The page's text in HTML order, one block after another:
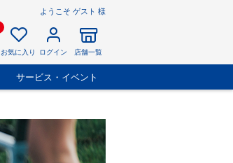
ようこそ ゲスト 様
お気に入り ログイン 店舗一覧
サービス・イベント